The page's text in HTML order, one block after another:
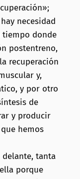
necesidad
tiempo donde
postentreno,
recuperación
y,
y por otro
de
y producir
hemos
tanta
porque